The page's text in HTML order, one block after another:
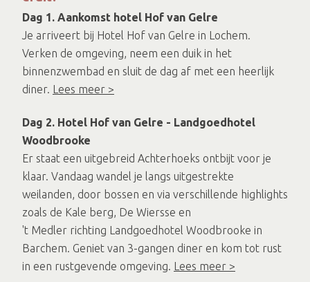
Dag 1. Aankomst hotel Hof van Gelre
Je arriveert bij Hotel Hof van Gelre in Lochem.
Verken de omgeving, neem een duik in het
binnenzwembad en sluit de dag af met een heerlijk
diner.
Lees meer >
Dag 2. Hotel Hof van Gelre - Landgoedhotel
Woodbrooke
Er staat een uitgebreid Achterhoeks ontbijt voor je
klaar. Vandaag wandel je langs uitgestrekte
weilanden, door bossen en via verschillende highlights
zoals de Kale berg, De Wiersse en
't Medler richting Landgoedhotel Woodbrooke in
Barchem. Geniet van 3-gangen diner en kom tot rust
in een rustgevende omgeving.
Lees meer >